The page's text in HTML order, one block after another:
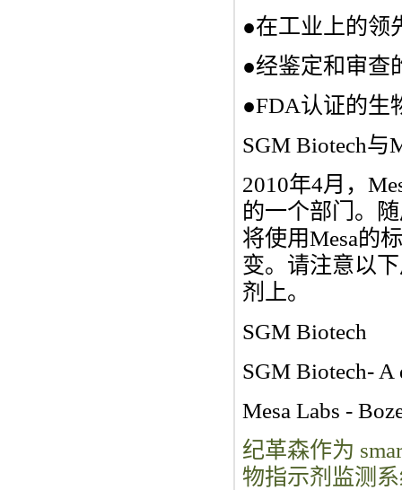
●在工业上的领
●经鉴定和审查
●FDA认证的生
SGM Biotech与
2010年4月，
的一个部门。
将使用Mesa的
变。请注意以
剂上。
SGM Biotech
SGM Biotech- A
Mesa Labs -
纪革森作为
物指示剂监测